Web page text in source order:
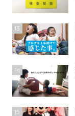
13
14
15